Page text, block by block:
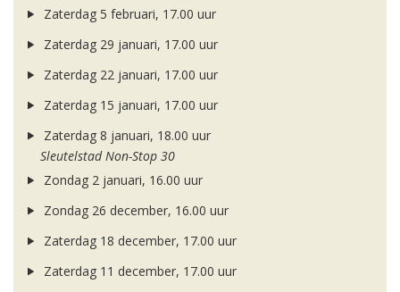
Zaterdag 5 februari, 17.00 uur
Zaterdag 29 januari, 17.00 uur
Zaterdag 22 januari, 17.00 uur
Zaterdag 15 januari, 17.00 uur
Zaterdag 8 januari, 18.00 uur
Sleutelstad Non-Stop 30
Zondag 2 januari, 16.00 uur
Zondag 26 december, 16.00 uur
Zaterdag 18 december, 17.00 uur
Zaterdag 11 december, 17.00 uur